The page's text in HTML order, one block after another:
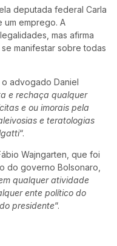
deputada federal Carla
um emprego. A
mas afirma
manifestar sobre todas
advogado Daniel
e rechaça qualquer
e ou imorais pela
e teratologias
“.
Wajngarten, que foi
do governo Bolsonaro,
qualquer atividade
ente político do
presidente“.